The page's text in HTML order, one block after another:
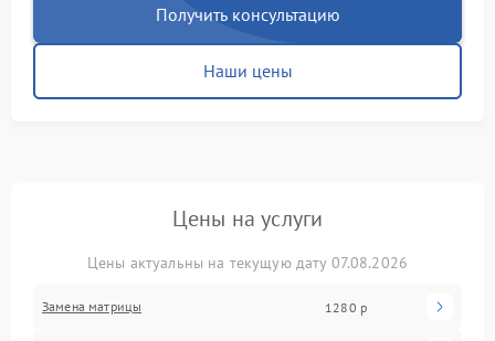
Получить консультацию
Наши цены
Цены на услуги
Цены актуальны на текущую дату 07.08.2026
Замена матрицы 1280 р